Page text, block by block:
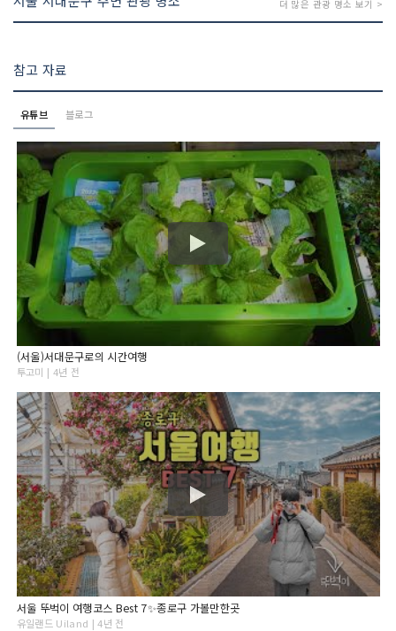
더 많은 관광 명소 보기 >
참고 자료
유튜브 블로그
(서울)서대문구로의 시간여행
투고미 | 4년 전
서울 뚜벅이 여행코스 Best 7✨종로구 가볼만한곳
유일랜드 Uiland | 4년 전